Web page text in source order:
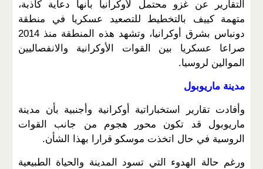
التقارير عن غزو محتمل لأوكرانيا بأنها دعاية كاذبة،
متهمة كييف بالتخطيط للتصعيد عسكريا في منطقة
دونباس بشرق أوكرانيا، وتشهد هذه المنطقة منذ 2014
صراعا عسكريا بين القوات الأوكرانية والانفصاليين
الموالين لروسيا.
مدينة ماريوبول
وأفادت تقارير استخباراتية أوكرانية وأجنبية بأن مدينة
ماريوبول قد تكون محور هجوم من جانب القوات
الروسية في حال اتخذت موسكو قرارا بهذا الشأن.
ورغم حالة الهدوء التي تسود المدينة والحياة الطبيعية